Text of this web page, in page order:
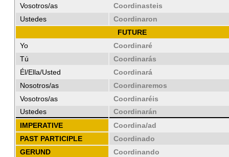
Vosotros/as
Coordinasteis
Ustedes
Coordinaron
FUTURE
Yo
Coordinaré
Tú
Coordinarás
Él/Ella/Usted
Coordinará
Nosotros/as
Coordinaremos
Vosotros/as
Coordinaréis
Ustedes
Coordinarán
IMPERATIVE
Coordina/ad
PAST PARTICIPLE
Coordinado
GERUND
Coordinando